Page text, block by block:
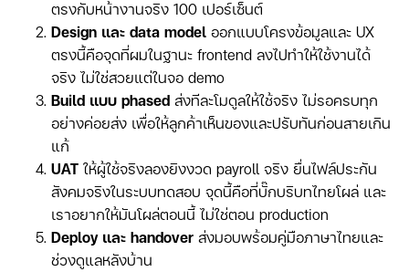
ตรงกับหน้างานจริง 100 เปอร์เซ็นต์
Design และ data model ออกแบบโครงข้อมูลและ UX
ตรงนี้คือจุดที่ผมในฐานะ frontend ลงไปทำให้ใช้งานได้
จริง ไม่ใช่สวยแต่ในจอ demo
Build แบบ phased ส่งทีละโมดูลให้ใช้จริง ไม่รอครบทุก
อย่างค่อยส่ง เพื่อให้ลูกค้าเห็นของและปรับทันก่อนสายเกิน
แก้
UAT ให้ผู้ใช้จริงลองยิงงวด payroll จริง ยื่นไฟล์ประกัน
สังคมจริงในระบบทดสอบ จุดนี้คือที่บั๊กบริบทไทยโผล่ และ
เราอยากให้มันโผล่ตอนนี้ ไม่ใช่ตอน production
Deploy และ handover ส่งมอบพร้อมคู่มือภาษาไทยและ
ช่วงดูแลหลังบ้าน